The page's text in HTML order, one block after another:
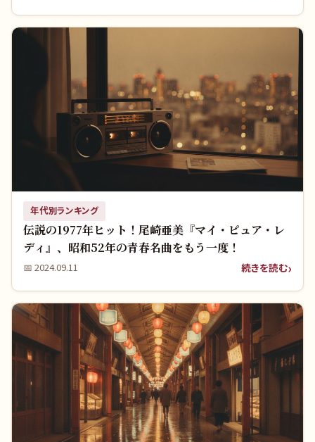
年代別ランキング
伝説の1977年ヒット！尾崎亜美『マイ・ピュア・レ
ディ』、昭和52年の青春名曲をもう一度！
📅 2024.09.11 続きを読む